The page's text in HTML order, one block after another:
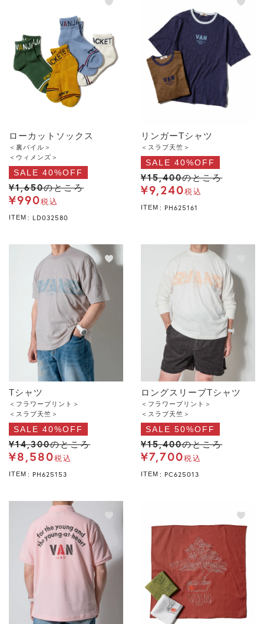
ローカットソックス
＜裏パイル＞
＜ウィメンズ＞
SALE 40%OFF
¥1,650のところ
¥990税込
ITEM LD032580
リンガーTシャツ
＜スラブ天竺＞
SALE 40%OFF
¥15,400のところ
¥9,240税込
ITEM PH625161
Tシャツ
＜フラワープリント＞
＜スラブ天竺＞
SALE 40%OFF
¥14,300のところ
¥8,580税込
ITEM PH625153
ロングスリーブTシャツ
＜フラワープリント＞
＜スラブ天竺＞
SALE 50%OFF
¥15,400のところ
¥7,700税込
ITEM PC625013